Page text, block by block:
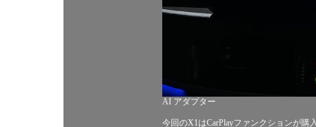
AI アダプター
今回のX1はCarPlayファンクションが